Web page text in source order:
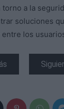
a la
soluciones
los